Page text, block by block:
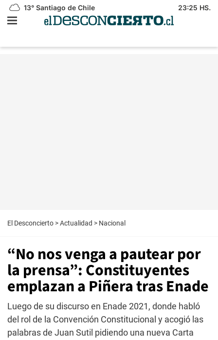
13° Santiago de Chile 23:25 HS.
El Desconcierto >Actualidad > Nacional
“No nos venga a pautear por
la prensa”: Constituyentes
emplazan a Piñera tras Enade
Luego de su discurso en Enade 2021, donde habló
del rol de la Convención Constitucional y acogió las
palabras de Juan Sutil pidiendo una nueva Carta